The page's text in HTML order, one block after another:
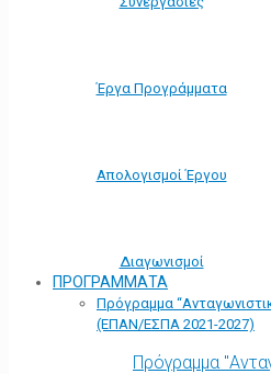
Έργα Προγράμματα
Απολογισμοί Έργου
Διαγωνισμοί
ΠΡΟΓΡΑΜΜΑΤΑ
Πρόγραμμα
(ΕΠΑΝ/ΕΣΠΑ 2021-2027)
Πρόγραμμα